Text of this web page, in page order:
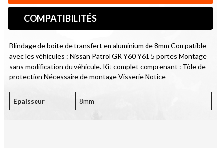
COMPATIBILITÉS
Blindage de boîte de transfert en aluminium de 8mm Compatible
avec les véhicules : Nissan Patrol GR Y60 Y61 5 portes Montage
sans modification du véhicule. Kit complet comprenant : Tôle de
protection Nécessaire de montage Visserie Notice
Epaisseur 8mm